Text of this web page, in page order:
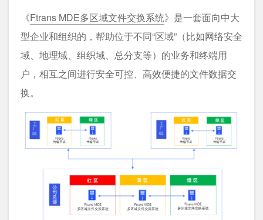
《Ftrans MDE多区域文件交换系统》是一套面向中大
型企业和组织的，帮助位于不同“区域”（比如网络安全
域、地理域、组织域、总分支等）的业务和终端用
户，相互之间进行安全可控、高效便捷的文件数据交
换。